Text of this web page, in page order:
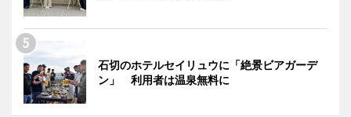
石切のホテルセイリュウに「絶景ビアガーデ
ン」 利用者は温泉無料に